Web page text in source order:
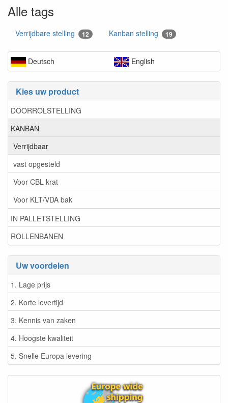
Deutsch English
Kies uw product
DOORROLSTELLING
KANBAN
Verrijdbaar
vast opgesteld
Voor CBL krat
Voor KLT/VDA bak
IN PALLETSTELLING
ROLLENBANEN
Uw voordelen
1. Lage prijs
2. Korte levertijd
3. Kennis van zaken
4. Hoogste kwaliteit
5. Snelle Europa levering
Alle tags
Verrijdbare stelling 12 Kanban stelling 19